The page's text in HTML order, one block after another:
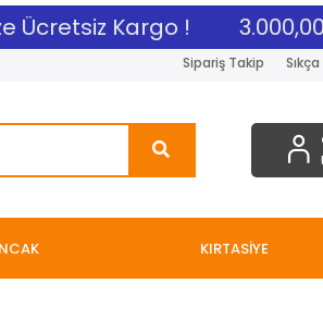
Ücretsiz Kargo !
Sipariş Takip
KIRTASİYE